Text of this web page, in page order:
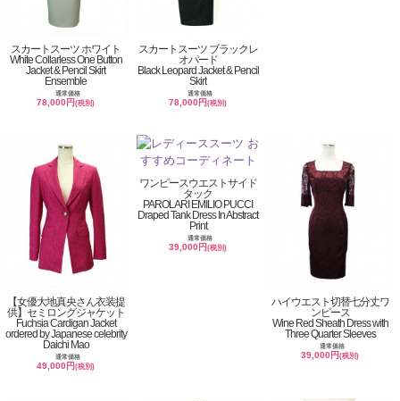
スカートスーツ ホワイト
White Collarless One Button
Jacket & Pencil Skirt
Ensemble
通常価格
78,000円(税別)
スカートスーツ ブラックレ
オパード
Black Leopard Jacket & Pencil
Skirt
通常価格
78,000円(税別)
【女優大地真央さん衣装提
供】セミロングジャケット
Fuchsia Cardigan Jacket
ordered by Japanese celebrity
Daichi Mao
通常価格
49,000円(税別)
ワンピースウエストサイド
タック
PAROLARI EMILIO PUCCI
Draped Tank Dress In Abstract
Print
通常価格
39,000円(税別)
ハイウエスト切替七分丈ワ
ンピース
Wine Red Sheath Dress with
Three Quarter Sleeves
通常価格
39,000円(税別)